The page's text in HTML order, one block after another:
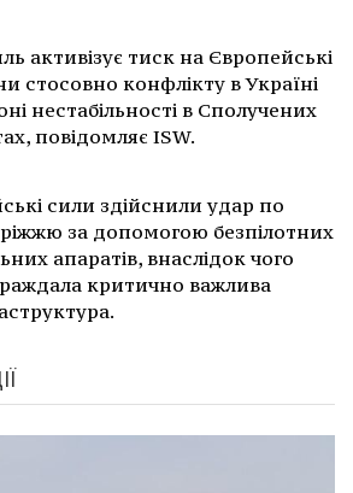
активізує тиск на Європейські
стосовно конфлікту в Україні
нестабільності в Сполучених
повідомляє ISW.
сили здійснили удар по
за допомогою безпілотних
апаратів, внаслідок чого
критично важлива